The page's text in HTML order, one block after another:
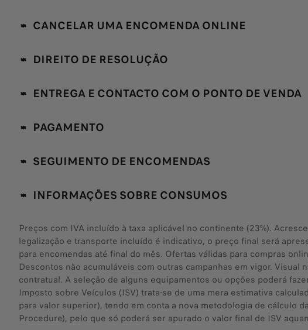
CANCELAR UMA ENCOMENDA ONLINE
DIREITO DE RESOLUÇÃO
ENTREGA E CONTACTO COM O PONTO DE VENDA
PAGAMENTO
SEGUIMENTO DE ENCOMENDAS
INFORMAÇÕES SOBRE CONSUMOS
Preços com IVA incluído à taxa aplicável no continente (23%).
legalização e transporte incluído é indicativo, o preço final será
para encomendas até final do mês. Ofertas válidas para compras
Descontos não acumuláveis com outras campanhas em vigor.
contratual. A seleção de alguns equipamentos ou opções poderá
Imposto sobre Veículos (ISV) trata-se de uma mera estimativa
para valor superior), tendo em conta a nova metodologia de cálculo
Procedure), pelo que só poderá ser apurado o valor final de ISV